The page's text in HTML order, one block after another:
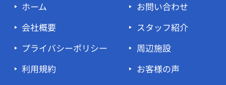
ホーム
会社概要
プライバシーポリシー
利用規約
お問い合わせ
スタッフ紹介
周辺施設
お客様の声